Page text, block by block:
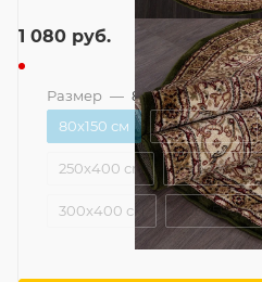
1 080 руб.
Размер — 80x150 см
80x150 см
200x300 см
250x400 см 250x450 см
300x400 см 300x500 см